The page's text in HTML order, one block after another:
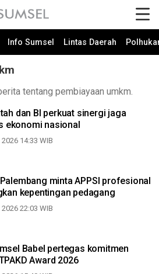
Info Sumsel Lintas Daerah
tentang pembiayaan umkm.
dan BI perkuat sinergi jaga
ekonomi nasional
14:33 WIB
minta APPSI profesional
kepentingan pedagang
22:03 WIB
Babel pertegas komitmen
Award 2026